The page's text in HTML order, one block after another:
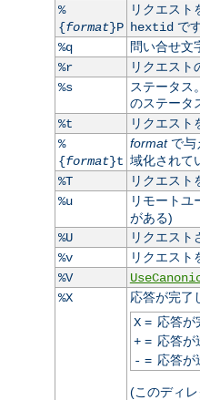
%
{format}P
リクエス
hextidです
%q
問い合せ文
%r
リクエスト
%s
ステータス
のステータ
%t
リクエスト
%
{format}t
formatで与
域化されて
%T
リクエスト
%u
リモートユ
がある)
%U
リクエスト
%v
リクエスト
%V
%X
応答が完了
X= 応答が
+= 応答が
- = 応答が
(このディ